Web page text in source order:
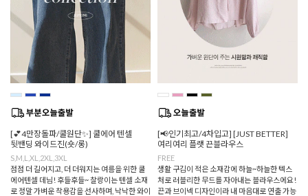
[💕4만장돌파/쿨원단✨] 쿨에어 텐셀
뒷밴딩 와이드진(숏/롱)
S,M,L,XL,2XL,3XL
점점 더 길어지고, 더 더워지는 여름을 위한 쿨
에어텐셀 데님! 후들후들~ 찰랑이는 텐셀 소재
로 정말 가벼운 착용감을 선사하며, 낙낙한 와이
[📢인기최고/4차입고] [JUST BETTER]
여리여리 플랫 끈블라우스
FREE
생활 구김이 적은 소재감에 하늘~하늘한 텍스
처로 러블리한 무드를 자아내는 블라우스에요!
끈과 브이넥 디자인이라 내 마음대로 연출 가능